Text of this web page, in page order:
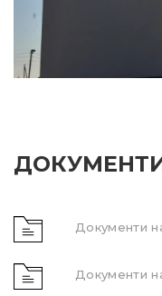
Документи
Документи